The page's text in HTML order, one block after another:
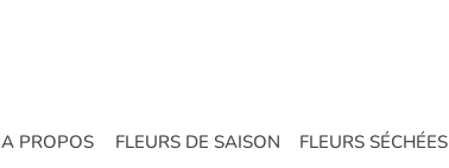
A PROPOS FLEURS DE SAISON FLEURS SÉCHÉES